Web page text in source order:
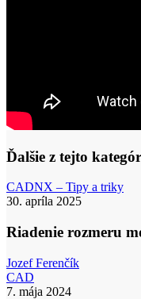
Ďalšie z tejto
CADNX – Tipy a triky
30. apríla 2025
Riadenie rozmeru
Jozef Ferenčík
CAD
funkcie
7. mája 2024